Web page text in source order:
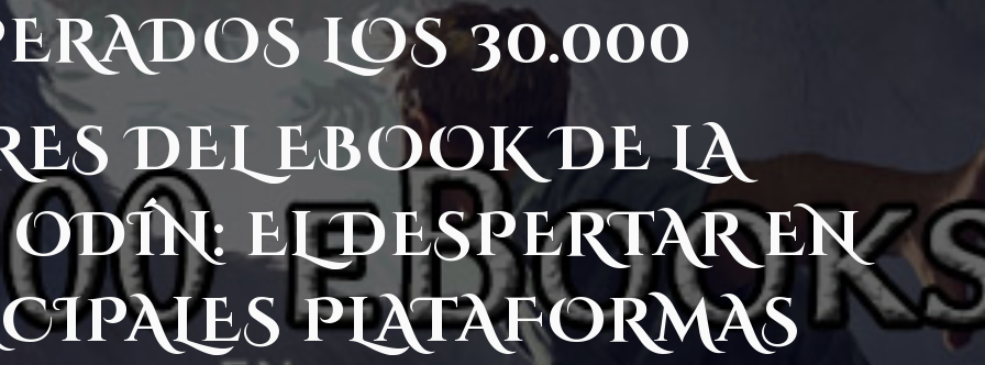
LOS 30.000
DEL EBOOK DE LA
EL DESPERTAR EN
PLATAFORMAS